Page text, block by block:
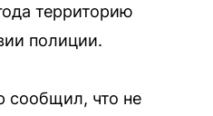
территорию
полиции.
сообщил, что не